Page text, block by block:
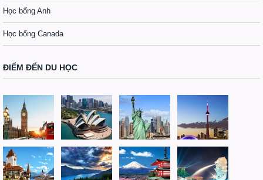
Học bổng Anh
Học bổng Canada
ĐIỂM ĐẾN DU HỌC